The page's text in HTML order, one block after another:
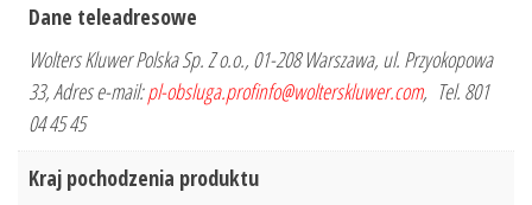
Dane teleadresowe
Wolters Kluwer Polska Sp. Z o.o., 01-208 Warszawa, ul. Przyokopowa
33, Adres e-mail:pl-obsluga.profinfo@wolterskluwer.com, Tel. 801
04 45 45
Kraj pochodzenia produktu